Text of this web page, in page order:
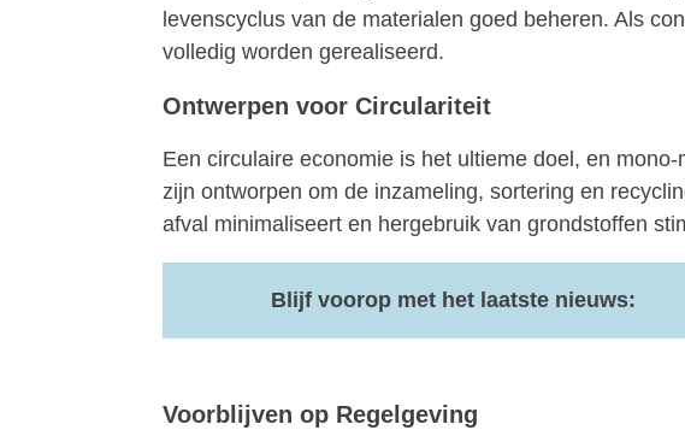
levenscyclus van de materialen goed beheren. Als
volledig worden gerealiseerd.
Ontwerpen voor Circulariteit
Een circulaire economie is het ultieme doel, en
zijn ontworpen om de inzameling, sortering en
afval minimaliseert en hergebruik van grondstoffen
Blijf voorop met het laatste nieuws:
Voorblijven op Regelgeving